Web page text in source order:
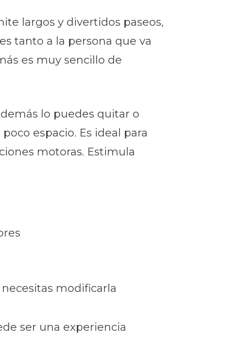
largos y divertidos paseos,
tanto a la persona que va
es muy sencillo de
lo puedes quitar o
espacio. Es ideal para
motoras. Estimula
modificarla
ser una experiencia